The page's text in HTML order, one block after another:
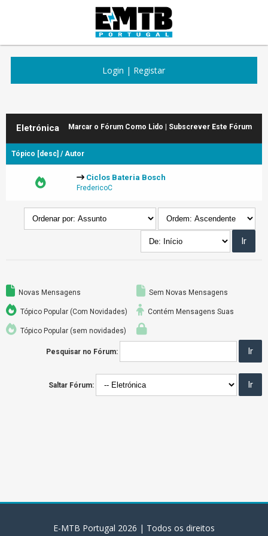
Login | Registar
Marcar o Fórum Como Lido Subscrever Este Fórum
Eletrónica
Tópico [desc] /Autor
Ciclos Bateria Bosch
FredericoC
Novas Mensagens
Tópico Popular (Com Novidades)
Tópico Popular (sem novidades)
Sem Novas Mensagens
Contém Mensagens Suas
Pesquisar no Fórum:
Saltar Fórum:
E-MTB Portugal 2026 | Todos os direitos